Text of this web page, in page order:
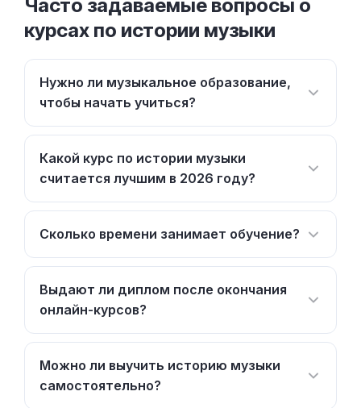
Часто задаваемые вопросы о
курсах по истории музыки
Нужно ли музыкальное образование,
чтобы начать учиться?
Какой курс по истории музыки
считается лучшим в 2026 году?
Сколько времени занимает обучение?
Выдают ли диплом после окончания
онлайн-курсов?
Можно ли выучить историю музыки
самостоятельно?